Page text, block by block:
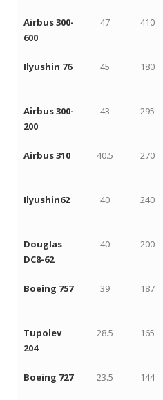
Airbus 300-
600
47 410
Ilyushin 76 45 180
Airbus 300-
200
43 295
Airbus 310 40.5 270
Ilyushin62 40 240
Douglas
DC8-62
40 200
Boeing 757 39 187
Tupolev
204
28.5 165
Boeing 727 23.5 144